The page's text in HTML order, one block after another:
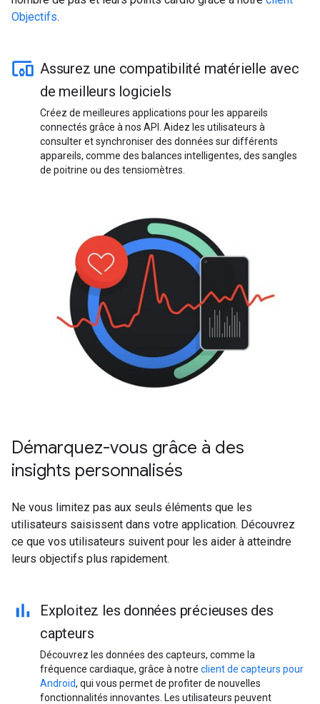
Objectifs.
Assurez une compatibilité matérielle avec
de meilleurs logiciels
Créez de meilleures applications pour les appareils
connectés grâce à nos API. Aidez les utilisateurs à
consulter et synchroniser des données sur différents
appareils, comme des balances intelligentes, des sangles
de poitrine ou des tensiomètres.
Démarquez-vous grâce à des
insights personnalisés
Ne vous limitez pas aux seuls éléments que les
utilisateurs saisissent dans votre application. Découvrez
ce que vos utilisateurs suivent pour les aider à atteindre
leurs objectifs plus rapidement.
Exploitez les données précieuses des
capteurs
Découvrez les données des capteurs, comme la
fréquence cardiaque, grâce à notre client de capteurs pour
Android, qui vous permet de profiter de nouvelles
fonctionnalités innovantes. Les utilisateurs peuvent